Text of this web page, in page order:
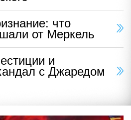
что
от Меркель
и
с Джаредом